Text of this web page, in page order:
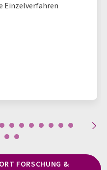
Einzelverfahren
FORSCHUNG &